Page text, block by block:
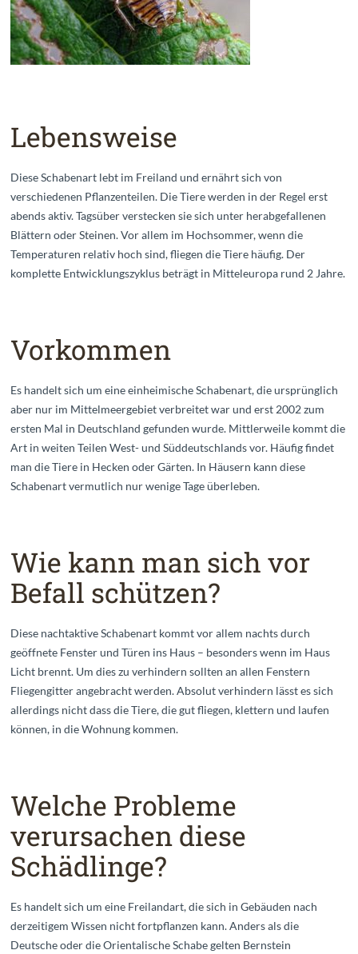
Lebensweise
Diese Schabenart lebt im Freiland und ernährt sich von
verschiedenen Pflanzenteilen. Die Tiere werden in der Regel erst
abends aktiv. Tagsüber verstecken sie sich unter herabgefallenen
Blättern oder Steinen. Vor allem im Hochsommer, wenn die
Temperaturen relativ hoch sind, fliegen die Tiere häufig. Der
komplette Entwicklungszyklus beträgt in Mitteleuropa rund 2 Jahre.
Vorkommen
Es handelt sich um eine einheimische Schabenart, die ursprünglich
aber nur im Mittelmeergebiet verbreitet war und erst 2002 zum
ersten Mal in Deutschland gefunden wurde. Mittlerweile kommt die
Art in weiten Teilen West- und Süddeutschlands vor. Häufig findet
man die Tiere in Hecken oder Gärten. In Häusern kann diese
Schabenart vermutlich nur wenige Tage überleben.
Wie kann man sich vor
Befall schützen?
Diese nachtaktive Schabenart kommt vor allem nachts durch
geöffnete Fenster und Türen ins Haus – besonders wenn im Haus
Licht brennt. Um dies zu verhindern sollten an allen Fenstern
Fliegengitter angebracht werden. Absolut verhindern lässt es sich
allerdings nicht dass die Tiere, die gut fliegen, klettern und laufen
können, in die Wohnung kommen.
Welche Probleme
verursachen diese
Schädlinge?
Es handelt sich um eine Freilandart, die sich in Gebäuden nach
derzeitigem Wissen nicht fortpflanzen kann. Anders als die
Deutsche oder die Orientalische Schabe gelten Bernstein